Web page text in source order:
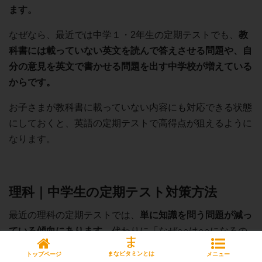
ます。
なぜなら、最近では中学１・2年生の定期テストでも、 教
科書には載っていない英文を読んで答えさせる問題や、自
分の意見を英文で書かせる問題を出す中学校が増えている
からです。
お子さまが教科書に載っていない内容にも対応できる状態
にしておくと、英語の定期テストで高得点が狙えるように
なります。
理科｜中学生の定期テスト対策方法
最近の理科の定期テストでは、 単に知識を問う問題が減っ
ている傾向にあります。代わりに「なぜ○○は○○になるの
か説明しなさい」「このケースの場合はどのようにすれば
トップページ まなビタミンとは メニュー